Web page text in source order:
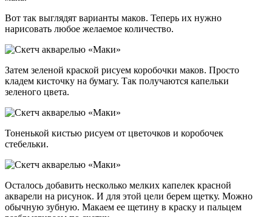
Вот так выглядят варианты маков. Теперь их нужно
нарисовать любое желаемое количество.
Затем зеленой краской рисуем коробочки маков. Просто
кладем кисточку на бумагу. Так получаются капельки
зеленого цвета.
Тоненькой кистью рисуем от цветочков и коробочек
стебельки.
Осталось добавить несколько мелких капелек красной
акварели на рисунок. И для этой цели берем щетку. Можно
обычную зубную. Макаем ее щетину в краску и пальцем